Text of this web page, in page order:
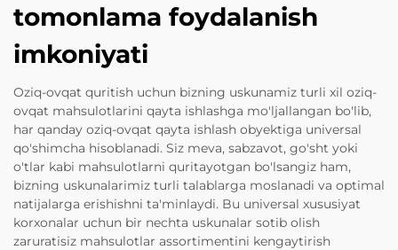
tomonlama foydalanish
imkoniyati
Oziq-ovqat quritish uchun bizning uskunamiz turli xil oziq-
ovqat mahsulotlarini qayta ishlashga mo'ljallangan bo'lib,
har qanday oziq-ovqat qayta ishlash obyektiga universal
qo'shimcha hisoblanadi. Siz meva, sabzavot, go'sht yoki
o'tlar kabi mahsulotlarni quritayotgan bo'lsangiz ham,
bizning uskunalarimiz turli talablarga moslanadi va optimal
natijalarga erishishni ta'minlaydi. Bu universal xususiyat
korxonalar uchun bir nechta uskunalar sotib olish
zaruratisiz mahsulotlar assortimentini kengaytirish